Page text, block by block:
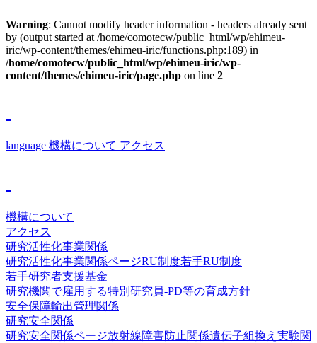
Warning: Cannot modify header information - headers already sent
by (output started at /home/comotecw/public_html/wp/ehimeu-
iric/wp-content/themes/ehimeu-iric/functions.php:189) in
/home/comotecw/public_html/wp/ehimeu-iric/wp-
content/themes/ehimeu-iric/page.php on line 2
language 機構について アクセス
機構について
アクセス
研究活性化事業関係
研究活性化事業関係ページRU制度若手RU制度
若手研究者支援基金
研究機関で雇用する特別研究員-PD等の育成方針
安全保障輸出管理関係
研究安全関係
研究安全関係ページ放射線障害防止関係遺伝子組換え実験関